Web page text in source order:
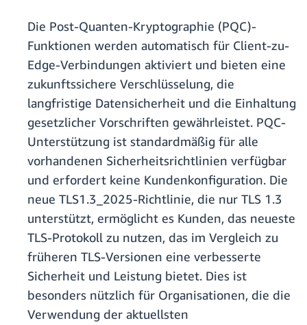
Die Post-Quanten-Kryptographie (PQC)-
Funktionen werden automatisch für Client-zu-
Edge-Verbindungen aktiviert und bieten eine
zukunftssichere Verschlüsselung, die
langfristige Datensicherheit und die Einhaltung
gesetzlicher Vorschriften gewährleistet. PQC-
Unterstützung ist standardmäßig für alle
vorhandenen Sicherheitsrichtlinien verfügbar
und erfordert keine Kundenkonfiguration. Die
neue TLS1.3_2025-Richtlinie, die nur TLS 1.3
unterstützt, ermöglicht es Kunden, das neueste
TLS-Protokoll zu nutzen, das im Vergleich zu
früheren TLS-Versionen eine verbesserte
Sicherheit und Leistung bietet. Dies ist
besonders nützlich für Organisationen, die die
Verwendung der aktuellsten